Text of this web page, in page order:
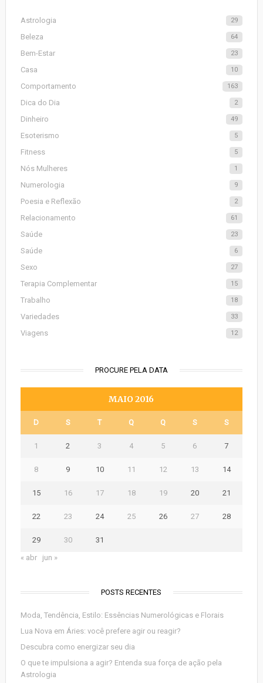
Astrologia 29
Beleza 64
Bem-Estar 23
Casa 10
Comportamento 163
Dica do Dia 2
Dinheiro 49
Esoterismo 5
Fitness 5
Nós Mulheres 1
Numerologia 9
Poesia e Reflexão 2
Relacionamento 61
Saúde 23
Saúde 6
Sexo 27
Terapia Complementar 15
Trabalho 18
Variedades 33
Viagens 12
PROCURE PELA DATA
MAIO 2016
D S T Q Q S S
1 2 3 4 5 6 7
8 9 10 11 12 13 14
15 16 17 18 19 20 21
22 23 24 25 26 27 28
29 30
31
« abr
jun »
POSTS RECENTES
Moda, Tendência, Estilo: Essências Numerológicas e Florais
Lua Nova em Áries: você prefere agir ou reagir?
Descubra como energizar seu dia
O que te impulsiona a agir? Entenda sua força de ação pela
Astrologia